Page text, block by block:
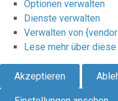
Optionen verwalten
Dienste verwalten
Verwalten von
Lese mehr über
Akzeptieren